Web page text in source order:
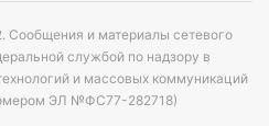
и материалы сетевого
службой по надзору в
и массовых коммуникаций
ЭЛ №ФС77-282718)